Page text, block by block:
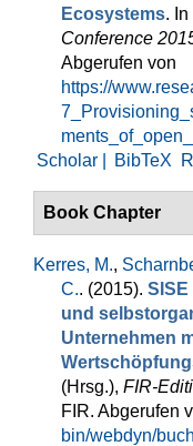
Ecosystems. In
Conference
Abgerufen von
https://
Scholar |
BibTeX
Book Chapter
Kerres, M.,
C.. (2015).
und
Unternehmen
(Hrsg.),
FIR. Abgerufen
bin/webdyn/